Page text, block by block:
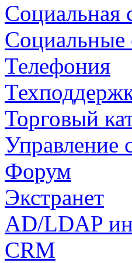
Социальная
Социальные
Телефония
Торговый
Управление
Форум
Экстранет
AD/LDAP
CRM